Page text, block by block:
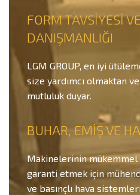
FORM TAVSİYESİ
DANIŞMANLIĞI
LGM GROUP, en iyi
size yardımcı olmaktan
mutluluk duyar.
BUHAR, EMİŞ VE
Makinelerinin mükemmel
garanti etmek için
ve basınçlı hava